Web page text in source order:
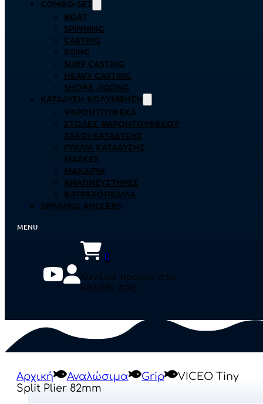
COMBO-SET
BOAT
SPINNING
CASTING
EGING
SURF CASTING
HEAVY CASTING
SHORE JIGGING
ΚΑΤΆΔΥΣΗ ΚΟΛΎΜΒΗΣΗ
ΨΑΡΟΝΤΟΎΦΕΚΑ
ΣΤΟΛΈΣ ΨΑΡΟΝΤΟΎΦΕΚΟΥ
ΣΆΚΟΙ ΚΑΤΆΔΥΣΗΣ
ΓΥΑΛΙΆ ΚΑΤΆΔΥΣΗΣ
ΜΆΣΚΕΣ
ΜΑΧΑΊΡΙΑ
ΑΝΑΠΝΕΥΣΤΉΡΕΣ
ΒΑΤΡΑΧΟΠΈΔΙΛΑ
SPINNING ANGLERS
0
Κανένα προϊόν στο
καλάθι σας.
Αρχική Αναλώσιμα Grip
VICEO Tiny
Split Plier 82mm